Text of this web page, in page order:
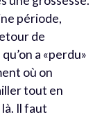
période,
de
a «perdu»
où on
tout en
Il faut